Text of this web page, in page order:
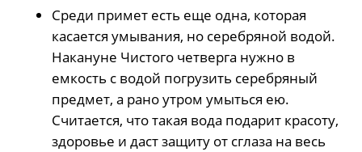
Среди примет есть еще одна, которая
касается умывания, но серебряной водой.
Накануне Чистого четверга нужно в
емкость с водой погрузить серебряный
предмет, а рано утром умыться ею.
Считается, что такая вода подарит красоту,
здоровье и даст защиту от сглаза на весь